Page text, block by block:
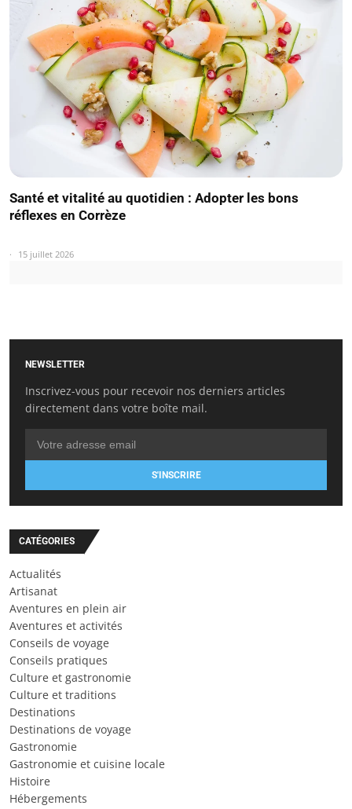
Santé et vitalité au quotidien : Adopter les bons
réflexes en Corrèze
15 juillet 2026
NEWSLETTER
Inscrivez-vous pour recevoir nos derniers articles
directement dans votre boîte mail.
S'INSCRIRE
CATÉGORIES
Actualités
Artisanat
Aventures en plein air
Aventures et activités
Conseils de voyage
Conseils pratiques
Culture et gastronomie
Culture et traditions
Destinations
Destinations de voyage
Gastronomie
Gastronomie et cuisine locale
Histoire
Hébergements